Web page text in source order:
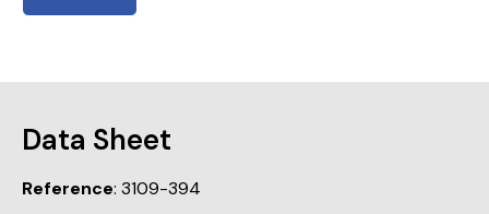
Data Sheet
Reference: 3109-394